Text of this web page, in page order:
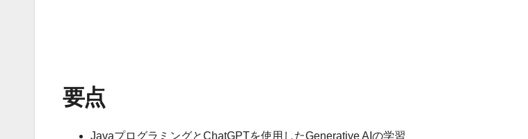
要点
JavaプログラミングとChatGPTを使用したGenerative AIの学習